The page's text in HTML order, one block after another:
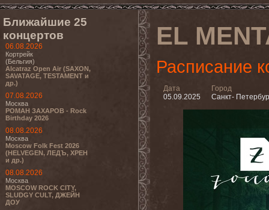
Ближайшие 25
концертов
06.08.2026
Кортрейк
(Бельгия)
Alcatraz Open Air (SAXON,
SAVATAGE, TESTAMENT и
др.)
07.08.2026
Москва
РОМАН ЗАХАРОВ - Rock
Birthday 2026
08.08.2026
Москва
Moscow Folk Fest 2026
(HELVEGEN, ЛЕДЪ, ХРЕН
и др.)
08.08.2026
Москва
MOSCOW ROCK CITY,
SLUDGY CULT, ДЖЕЙН
ДОУ
EL
Расписание
Дата
05.09.2025
Город
Санкт-